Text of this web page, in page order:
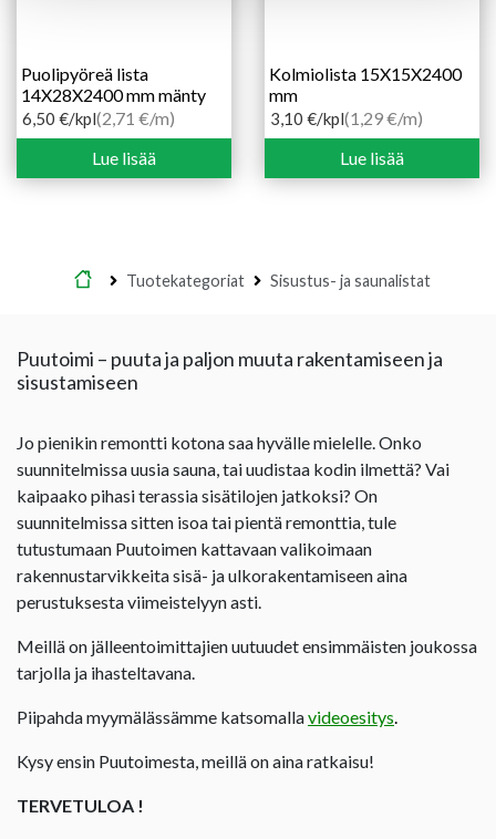
Puolipyöreä lista
14X28X2400 mm mänty
6,50 €/kpl(2,71 €/m)
Lue lisää
Kolmiolista 15X15X2400
mm
3,10 €/kpl(1,29 €/m)
Lue lisää
Etusivu
Tuotekategoriat Sisustus- ja saunalistat
Puutoimi – puuta ja paljon muuta rakentamiseen ja
sisustamiseen
Jo pienikin remontti kotona saa hyvälle mielelle. Onko
suunnitelmissa uusia sauna, tai uudistaa kodin ilmettä? Vai
kaipaako pihasi terassia sisätilojen jatkoksi? On
suunnitelmissa sitten isoa tai pientä remonttia, tule
tutustumaan Puutoimen kattavaan valikoimaan
rakennustarvikkeita sisä- ja ulkorakentamiseen aina
perustuksesta viimeistelyyn asti.
Meillä on jälleentoimittajien uutuudet ensimmäisten joukossa
tarjolla ja ihasteltavana.
Piipahda myymälässämme katsomallavideoesitys.
Kysy ensin Puutoimesta, meillä on aina ratkaisu!
TERVETULOA !